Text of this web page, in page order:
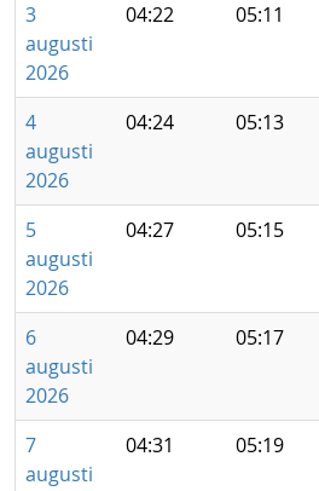
3
augusti
2026
04:22 05:11
4
augusti
2026
04:24 05:13
5
augusti
2026
04:27 05:15
6
augusti
2026
04:29 05:17
7
augusti
04:31 05:19